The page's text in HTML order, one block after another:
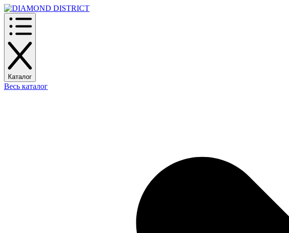
Каталог
Весь каталог